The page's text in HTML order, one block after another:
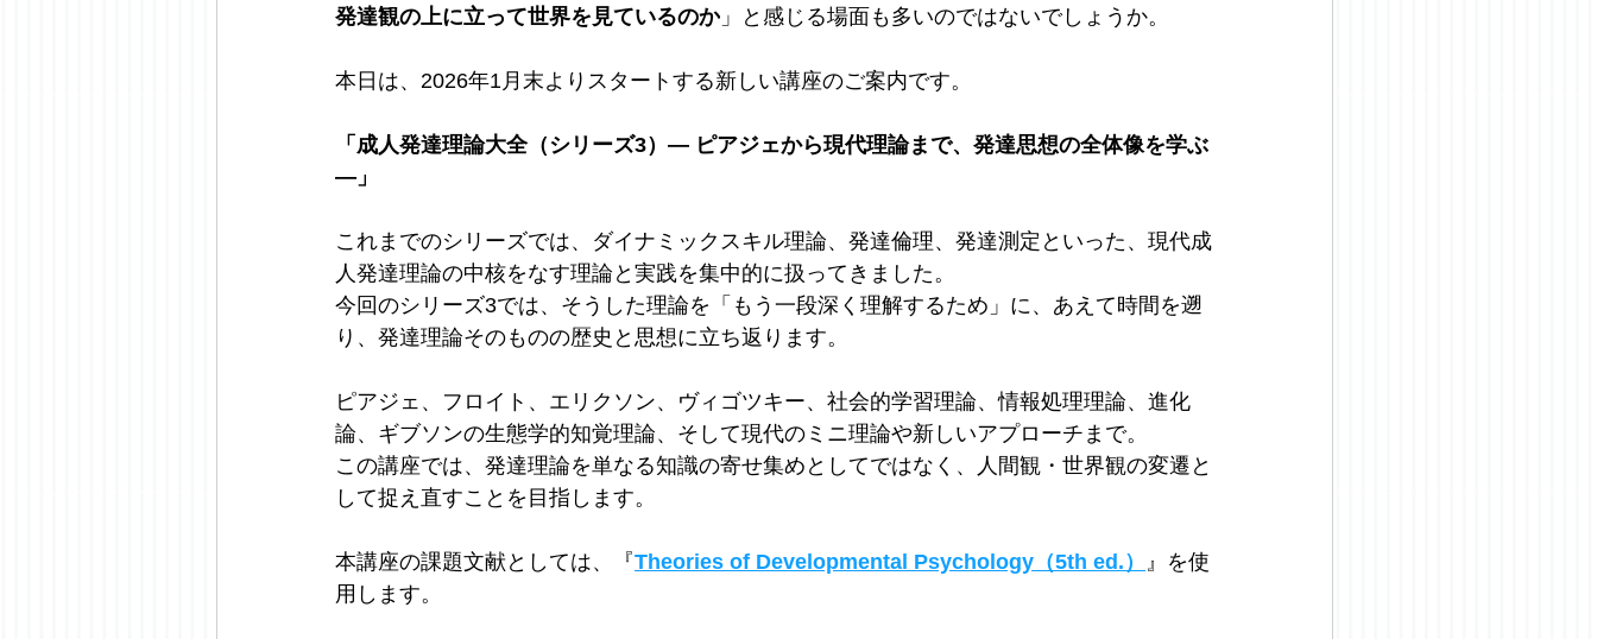
発達観の上に立って世界を見ているのか 」と感じる場面も多いのではないでしょうか。
本日は、2026年1月末よりスタートする新しい講座のご案内です。
「成人発達理論大全（シリーズ3）― ピアジェから現代理論まで、発達思想の全体像を学ぶ
―」
これまでのシリーズでは、ダイナミックスキル理論、発達倫理、発達測定といった、現代成
人発達理論の中核をなす理論と実践を集中的に扱ってきました。
今回のシリーズ3では、そうした理論を「もう一段深く理解するため」に、あえて時間を遡
り、発達理論そのものの歴史と思想に立ち返ります。
ピアジェ、フロイト、エリクソン、ヴィゴツキー、社会的学習理論、情報処理理論、進化
論、ギブソンの生態学的知覚理論、そして現代のミニ理論や新しいアプローチまで。
この講座では、発達理論を単なる知識の寄せ集めとしてではなく、人間観・世界観の変遷と
して捉え直すことを目指します。
本講座の課題文献としては、『Theories of Developmental Psychology（5th ed.） 』を使
用します。